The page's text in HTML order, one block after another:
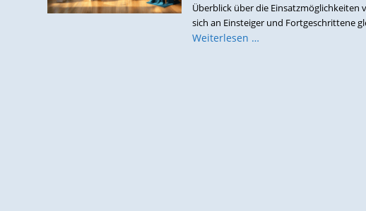
Überblick über die Einsatzmöglichkeiten
sich an Einsteiger und Fortgeschrittene
Weiterlesen …